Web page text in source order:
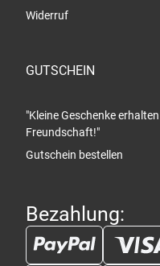
Widerruf
GUTSCHEIN
"Kleine Geschenke
Freundschaft!"
Gutschein bestellen
Bezahlung: